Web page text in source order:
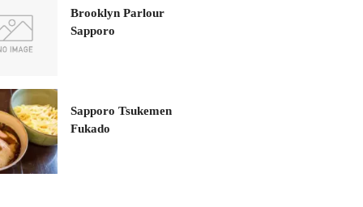
Brooklyn Parlour
Sapporo
Sapporo Tsukemen
Fukado